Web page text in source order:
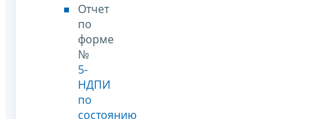
Отчет
по
форме
№
5-
НДПИ
по
состоянию